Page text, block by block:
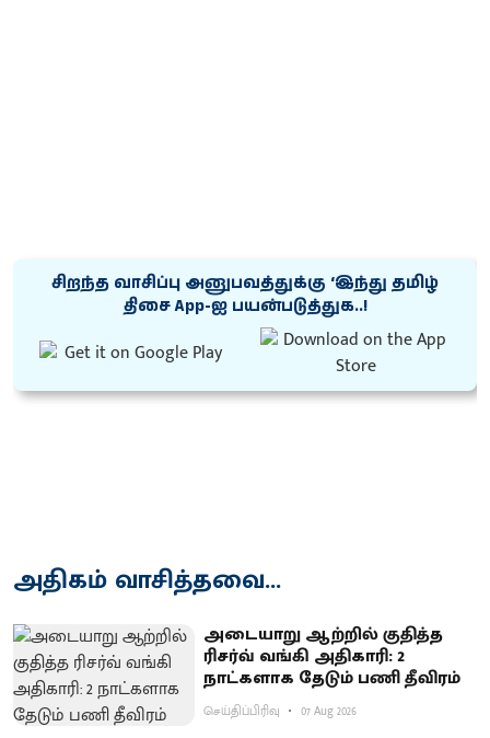
சிறந்த வாசிப்பு அனுபவத்துக்கு ‘இந்து தமிழ்
திசை App-ஐ பயன்படுத்துக..!
அதிகம் வாசித்தவை...
அடையாறு ஆற்றில் குதித்த
ரிசர்வ் வங்கி அதிகாரி: 2
நாட்களாக தேடும் பணி தீவிரம்
செய்திப்பிரிவு 07 Aug 2026